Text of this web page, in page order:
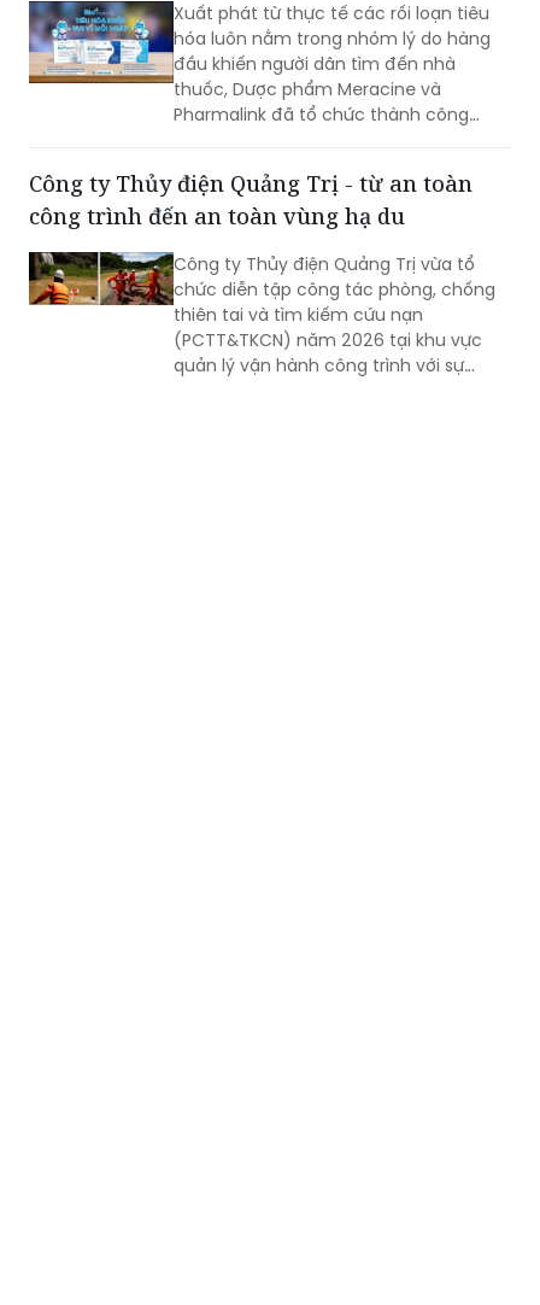
Xuất phát từ thực tế các rối loạn tiêu
hóa luôn nằm trong nhóm lý do hàng
đầu khiến người dân tìm đến nhà
thuốc, Dược phẩm Meracine và
Pharmalink đã tổ chức thành công
hiệu quả tư vấn cho Dược sĩ Nhà thuốc”.
Sự kiện có sự góp mặt của chuyên gia
vấn và mang lại góc nhìn y khoa chuẩn
xác cho đội ngũ dược sĩ khi tư vấn cho
khách hàng.
Công ty Thủy điện Quảng Trị - từ an toàn
công trình đến an toàn vùng hạ du
Công ty Thủy điện Quảng Trị vừa tổ
chức diễn tập công tác phòng, chống
thiên tai và tìm kiếm cứu nạn
(PCTT&TKCN) năm 2026 tại khu vực
quản lý vận hành công trình với sự